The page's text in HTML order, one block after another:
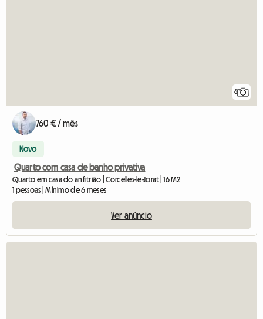
6
760 € / mês
Novo
Quarto com casa de banho privativa
Quarto em casa do anfitrião | Corcelles-le-Jorat | 16 M2
1 pessoas | Mínimo de 6 meses
Ver anúncio